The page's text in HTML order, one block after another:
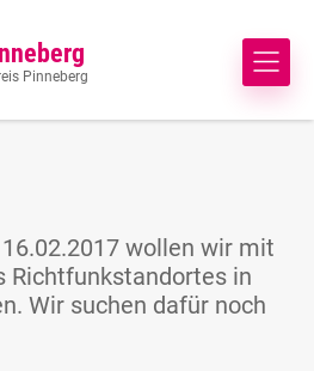
Pinneberg
wollen wir mit
Richtfunkstandortes in
Wir suchen dafür noch